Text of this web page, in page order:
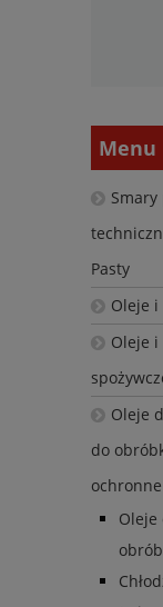
Menu
Pasty
Oleje i
Oleje i
Oleje
do
ochronne
Oleje